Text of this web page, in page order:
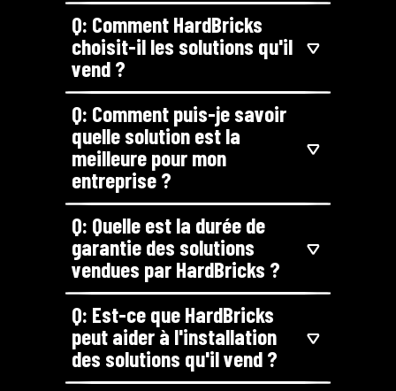
Q: Comment HardBricks
choisit-il les solutions qu'il
vend ?
Q: Comment puis-je savoir
quelle solution est la
meilleure pour mon
entreprise ?
Q: Quelle est la durée de
garantie des solutions
vendues par HardBricks ?
Q: Est-ce que HardBricks
peut aider à l'installation
des solutions qu'il vend ?